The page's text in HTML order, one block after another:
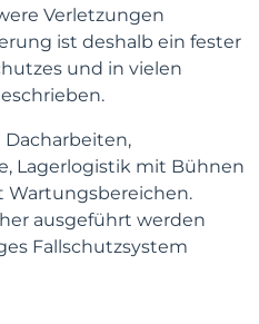
Verletzungen
ist deshalb ein fester
und in vielen
Dacharbeiten,
Lagerlogistik mit Bühnen
ausgeführt werden
Fallschutzsystem